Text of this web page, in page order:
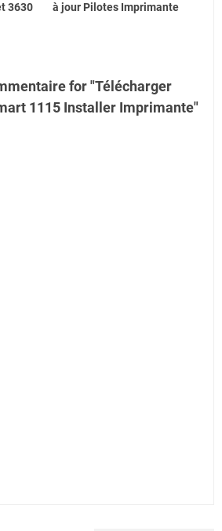
3630
à jour Pilotes Imprimante
for "Télécharger
1115 Installer Imprimante"